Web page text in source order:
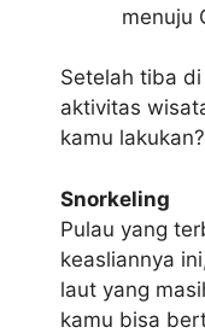
menuju
Setelah tiba
aktivitas
kamu lakukan?
Snorkeling
Pulau yang
keasliannya
laut yang
kamu bisa